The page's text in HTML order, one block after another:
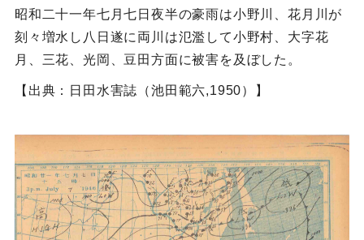
昭和二十一年七月七日夜半の豪雨は小野川、花月川が
刻々増水し八日遂に両川は氾濫して小野村、大字花
月、三花、光岡、豆田方面に被害を及ぼした。
【出典：日田水害誌（池田範六,1950）】